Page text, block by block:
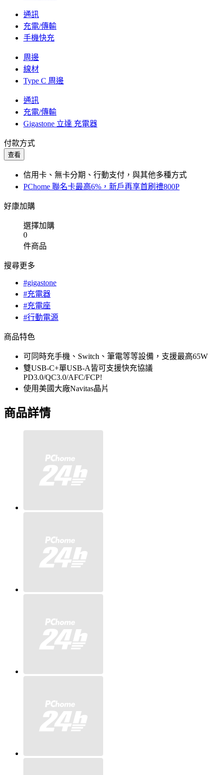
通訊
充電/傳輸
手機快充
周邊
線材
Type C 周邊
通訊
充電/傳輸
Gigastone 立達 充電器
付款方式
查看
信用卡、無卡分期、行動支付，與其他多種方式
PChome 聯名卡最高6%，新戶再享首刷禮800P
好康加購
選擇加購
0
件商品
搜尋更多
#gigastone
#充電器
#充電座
#行動電源
商品特色
可同時充手機、Switch、筆電等等設備，支援最高65W
雙USB-C+單USB-A皆可支援快充協議
PD3.0/QC3.0/AFC/FCP!
使用美國大廠Navitas晶片
商品詳情